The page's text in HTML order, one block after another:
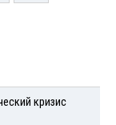
кризис